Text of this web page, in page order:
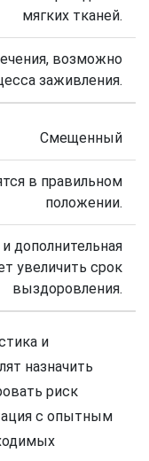
мягких тканей.
возможно
заживления.
Смещенный
в правильном
положении.
дополнительная
увеличить срок
выздоровления.
и
назначить
риск
с опытным